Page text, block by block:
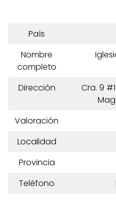
País
Nombre
completo
Dirección
Cra. 9
Valoración
Localidad
Provincia
Teléfono